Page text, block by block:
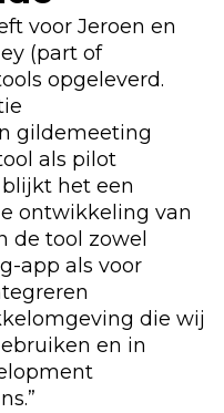
voor Jeroen en
(part of
opgeleverd.
gildemeeting
als pilot
het een
ontwikkeling van
de tool zowel
-app als voor
en
die wij
en in
.”